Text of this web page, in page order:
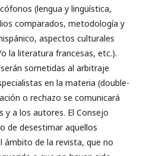
(lengua y lingüística,
comparados, metodología y
aspectos culturales
la literatura francesas, etc.).
sometidas al arbitraje
en la materia (double-
o rechazo se comunicará
a los autores. El Consejo
de desestimar aquellos
de la revista, que no